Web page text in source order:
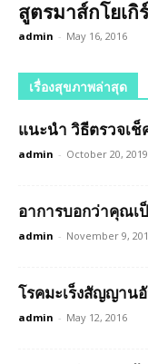
สูตรมาส์กโยเกิ
admin - May 16, 2016
เรื่องสุขภาพล่าสุด
แนะนำ วิธีตรวจเช็
admin - October 20, 2019
อาการบอกว่าคุณเ
admin - November 9,
โรคมะเร็งสัญญาน
admin - May 12, 2016